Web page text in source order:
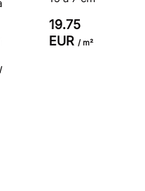
/
19.75
EUR / m²